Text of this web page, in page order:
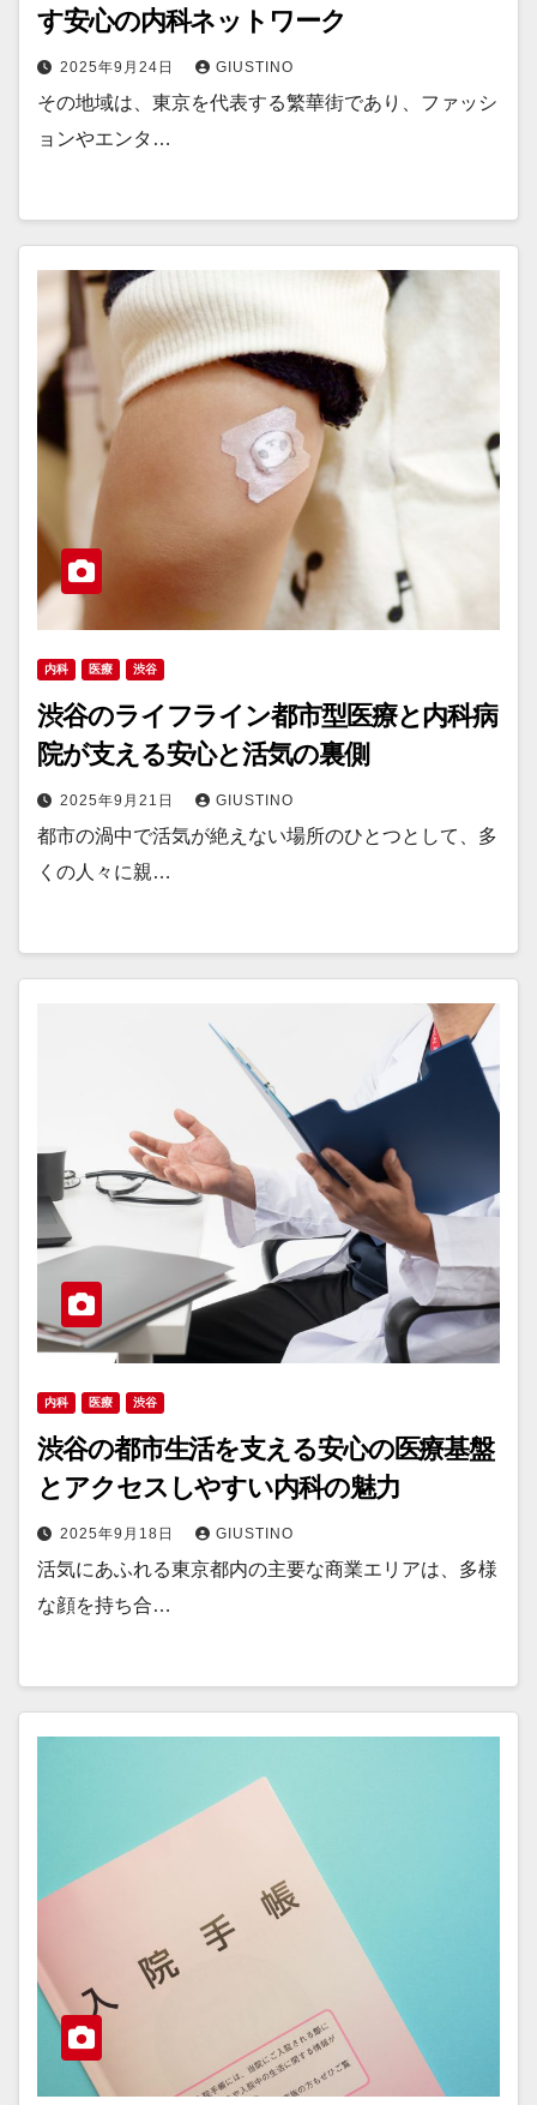
す安心の内科ネットワーク
2025年9月24日 GIUSTINO
その地域は、東京を代表する繁華街であり、ファッシ
ョンやエンタ…
内科 医療 渋谷
渋谷のライフライン都市型医療と内科病
院が支える安心と活気の裏側
2025年9月21日 GIUSTINO
都市の渦中で活気が絶えない場所のひとつとして、多
くの人々に親…
内科 医療 渋谷
渋谷の都市生活を支える安心の医療基盤
とアクセスしやすい内科の魅力
2025年9月18日 GIUSTINO
活気にあふれる東京都内の主要な商業エリアは、多様
な顔を持ち合…